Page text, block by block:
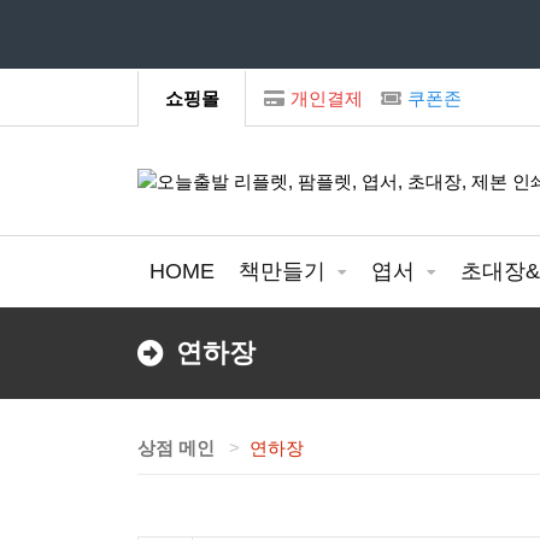
쇼핑몰 개인결제 쿠폰존
HOME 책만들기 엽서 초대장
연하장
상점 메인 연하장